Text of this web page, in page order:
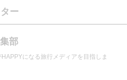
ー
部
になる旅行メディアを目指しま